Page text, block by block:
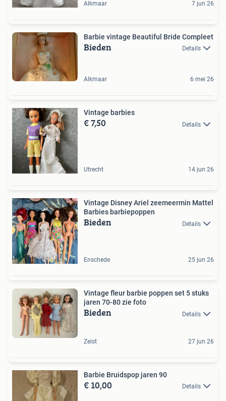
Alkmaar 7 jun 26
Barbie vintage Beautiful Bride Compleet
Bieden Details
Alkmaar 6 mei 26
Vintage barbies
€ 7,50 Details
Utrecht 14 jun 26
Vintage Disney Ariel zeemeermin Mattel
Barbies barbiepoppen
Bieden Details
Enschede 25 jun 26
Vintage fleur barbie poppen set 5 stuks
jaren 70-80 zie foto
Bieden Details
Zeist 27 jun 26
Barbie Bruidspop jaren 90
€ 10,00 Details